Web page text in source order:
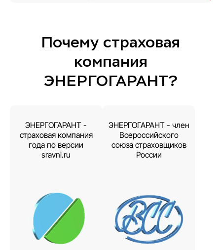
Почему страховая
компания
ЭНЕРГОГАРАНТ?
ЭНЕРГОГАРАНТ -
страховая компания
года по версии
sravni.ru
ЭНЕРГОГАРАНТ - член
Всероссийского
союза страховщиков
России